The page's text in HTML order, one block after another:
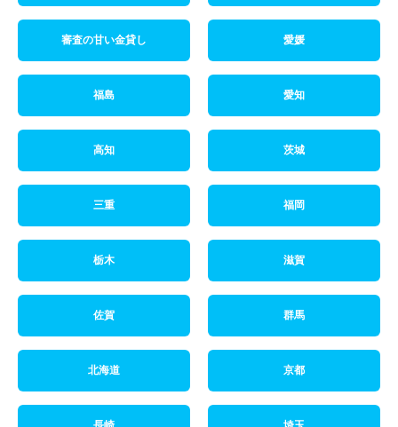
審査の甘い金貸し 愛媛
福島 愛知
高知 茨城
三重 福岡
栃木 滋賀
佐賀 群馬
北海道 京都